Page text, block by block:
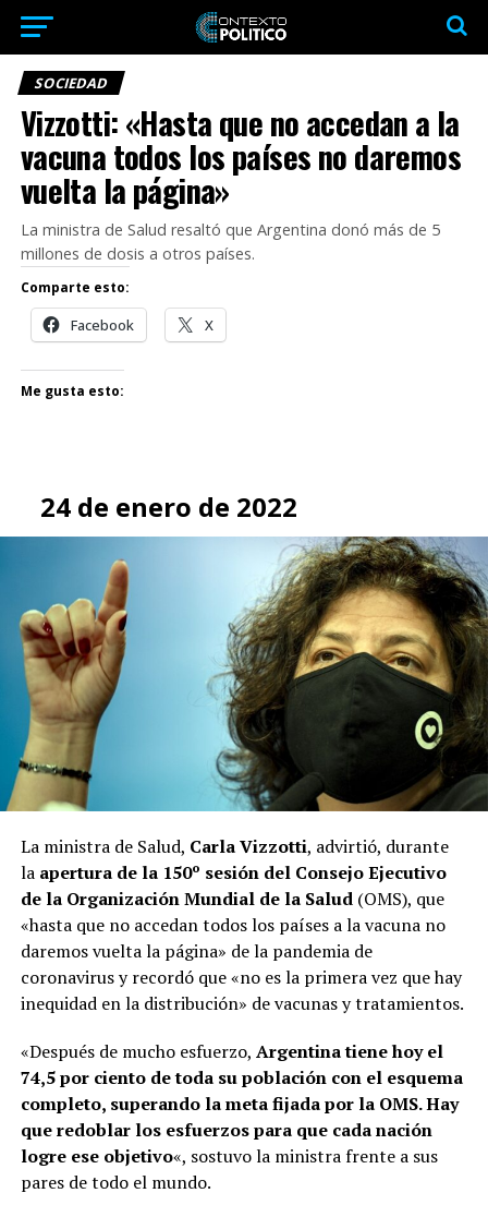
SOCIEDAD
Vizzotti: «Hasta que no accedan a la
vacuna todos los países no daremos
vuelta la página»
La ministra de Salud resaltó que Argentina donó más de 5
millones de dosis a otros países.
Comparte esto:
Facebook X
Me gusta esto:
24 de enero de 2022
La ministra de Salud, Carla Vizzotti, advirtió, durante
la apertura de la 150º sesión del Consejo Ejecutivo
de la Organización Mundial de la Salud(OMS), que
«hasta que no accedan todos los países a la vacuna no
daremos vuelta la página» de la pandemia de
coronavirus y recordó que «no es la primera vez que hay
inequidad en la distribución» de vacunas y tratamientos.
«Después de mucho esfuerzo, Argentina tiene hoy el
74,5 por ciento de toda su población con el esquema
completo, superando la meta fijada por la OMS. Hay
que redoblar los esfuerzos para que cada nación
logre ese objetivo«, sostuvo la ministra frente a sus
pares de todo el mundo.